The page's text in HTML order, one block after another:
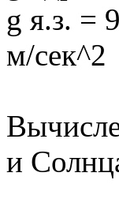
g я.з. =
м/сек^2
и